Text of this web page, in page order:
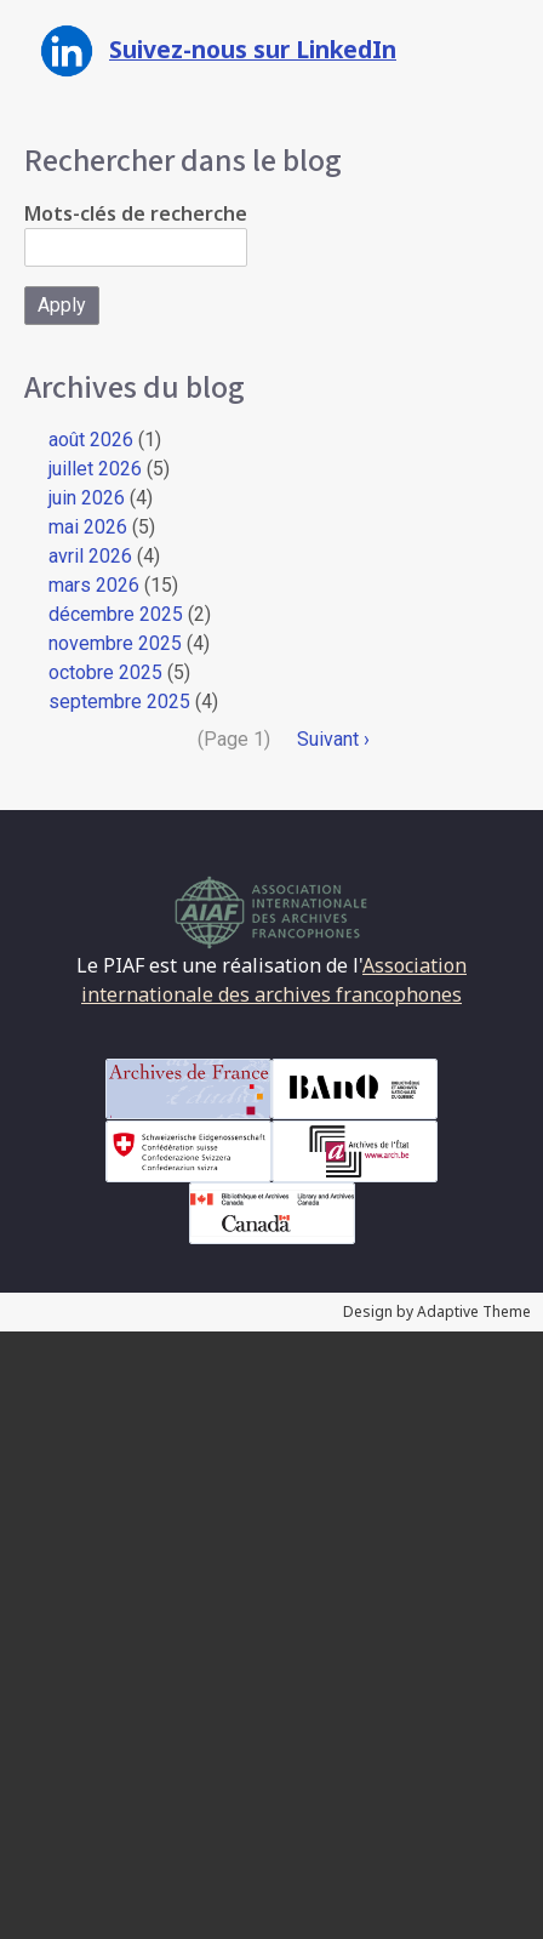
Suivez-nous sur LinkedIn
Rechercher dans le blog
Mots-clés de recherche
Archives du blog
août 2026 (1)
juillet 2026 (5)
juin 2026 (4)
mai 2026 (5)
avril 2026 (4)
mars 2026 (15)
décembre 2025 (2)
novembre 2025 (4)
octobre 2025 (5)
septembre 2025 (4)
(Page 1)
Page
Suivant ›
Le PIAF est une réalisation de l'Association
internationale des archives francophones
Design by Adaptive Theme